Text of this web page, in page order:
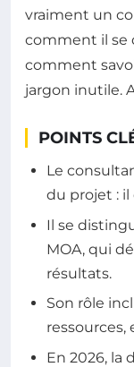
vraiment un
comment il se
comment
jargon inutile.
POINTS
Le
du projet : il
Il se
MOA, qui
résultats.
Son rôle
ressources,
En 2026, la